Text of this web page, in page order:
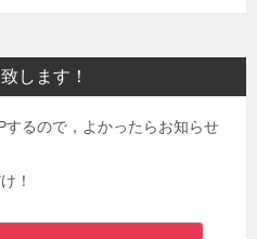
します！
るので，よかったらお知らせ
！